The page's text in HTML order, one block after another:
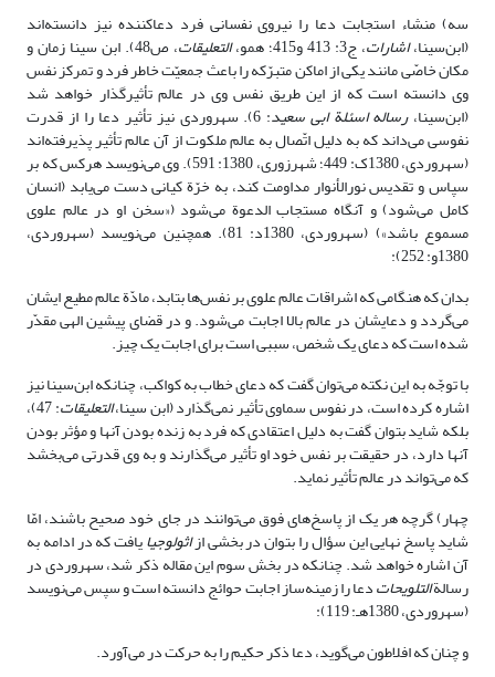
سه) منشاء استجابت دعا را نیروی نفسانی فرد دعاکننده نیز دانسته‌اند
(ابن‌سینا،اشارات، ج3: 413 و415؛ همو، التعلیقات ، ص48). ابن سینا زمان و
مکان خاصّی مانند یکی از اماکن متبرّکه را باعث جمعیّت خاطر فرد و تمرکز نفس
وی دانسته است که از این طریق نفس وی در عالم تأثیرگذار خواهد شد
(ابن‌سینا،رساله اسئلة ابی سعید : 6). سهروردی نیز تأثیر دعا را از قدرت
نفوسی می‌داند که به دلیل اتّصال به عالم ملکوت از آن عالم تأثیر پذیرفته‌اند
(سهروردی، 1380ک: 449؛ شهرزوری، 1380: 591). وی می‌نویسد هرکس که بر
سپاس و تقدیس نورالأنوار مداومت کند، به خرّة کیانی دست می‌یابد (انسان
کامل می‌شود) و آنگاه مستجاب الدعوة می‌شود («سخن او در عالم علوی
مسموع باشد») (سهروردی، 1380د: 81). همچنین می‌نویسد (سهروردی،
1380و: 252):
بدان که هنگامی که اشراقات عالم علوی بر نفس‌ها بتابد، مادّة عالم مطیع ایشان
می‌گردد و دعایشان در عالم بالا اجابت می‌شود. و در قضای پیشین الهی مقدّر
شده است که دعای یک شخص، سببی است برای اجابت یک چیز.
با توجّه به این نکته می‌توان گفت که دعای خطاب به کواکب، چنانکه ابن‌سینا نیز
اشاره کرده است، در نفوس سماوی تأثیر نمی‌گذارد (ابن سینا،التعلیقات : 47)،
بلکه شاید بتوان گفت به دلیل اعتقادی که فرد به زنده بودن آنها و مؤثر بودن
آنها دارد، در حقیقت بر نفس خود او تأثیر می‌گذارند و به وی قدرتی می‌بخشد
که می‌تواند در عالم تأثیر نماید.
چهار) گرچه هر یک از پاسخ‌های فوق می‌توانند در جای خود صحیح باشند، امّا
شاید پاسخ نهایی این سؤال را بتوان در بخشی ازاثولوجیایافت که در ادامه به
آن اشاره خواهد شد. چنانکه در بخش سوم این مقاله ذکر شد، سهروردی در
رسالةالتلویحاتدعا را زمینه‌ساز اجابت حوائج دانسته است و سپس می‌نویسد
(سهروردی، 1380هـ: 119):
و چنان که افلاطون می‌گوید، دعا ذکر حکیم را به حرکت در می‌آورد.